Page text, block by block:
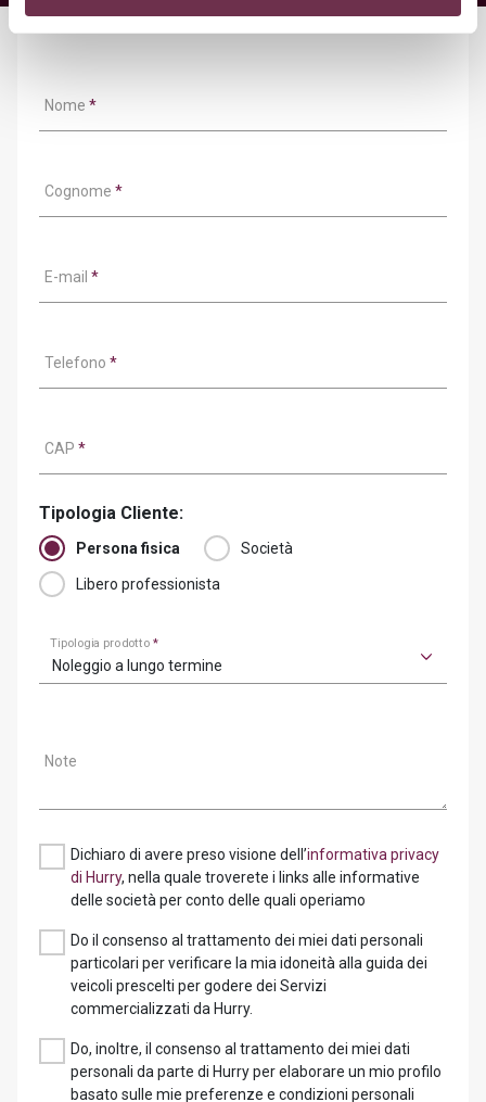
Nome *
Cognome *
E-mail *
Telefono *
CAP *
Tipologia Cliente:
Persona fisica Società
Libero professionista
Tipologia prodotto*
Noleggio a lungo termine
Note
Dichiaro di avere preso visione dell’informativa privacy
di Hurry, nella quale troverete i links alle informative
delle società per conto delle quali operiamo
Do il consenso al trattamento dei miei dati personali
particolari per verificare la mia idoneità alla guida dei
veicoli prescelti per godere dei Servizi
commercializzati da Hurry.
Do, inoltre, il consenso al trattamento dei miei dati
personali da parte di Hurry per elaborare un mio profilo
basato sulle mie preferenze e condizioni personali